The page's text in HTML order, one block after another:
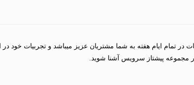
تمام ایام هفته به شما مشتریان عزیز میباشد و تجربیات خود
مجموعه پیشتاز سرویس آشنا شوید.